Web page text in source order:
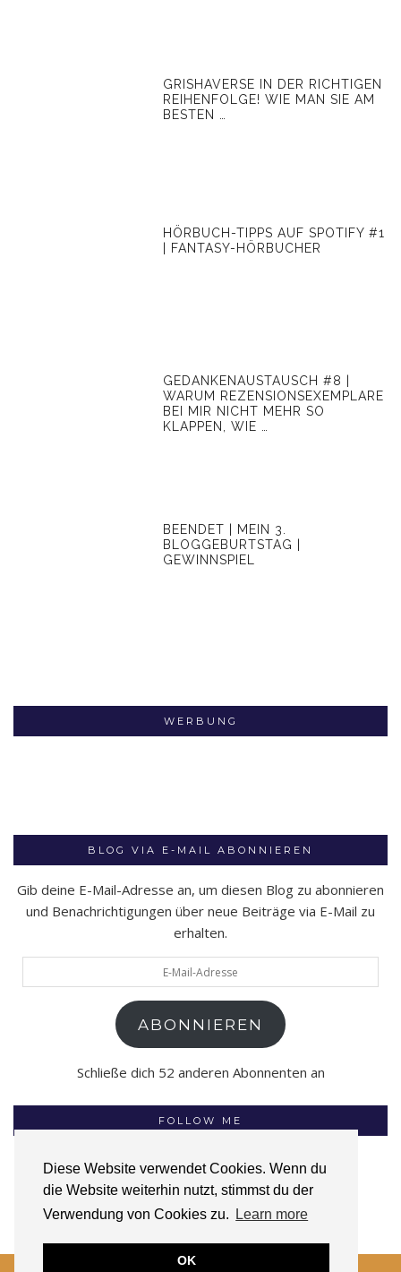
Diese Website verwendet Cookies. Wenn du
die Website weiterhin nutzt, stimmst du der
Verwendung von Cookies zu.
Learn more
OK
GRISHAVERSE IN DER RICHTIGEN
REIHENFOLGE! WIE MAN SIE AM
BESTEN …
HÖRBUCH-TIPPS AUF SPOTIFY #1
| FANTASY-HÖRBUCHER
GEDANKENAUSTAUSCH #8 |
WARUM REZENSIONSEXEMPLARE
BEI MIR NICHT MEHR SO
KLAPPEN, WIE …
BEENDET | MEIN 3.
BLOGGEBURTSTAG |
GEWINNSPIEL
WERBUNG
BLOG VIA E-MAIL ABONNIEREN
Gib deine E-Mail-Adresse an, um diesen Blog zu abonnieren
und Benachrichtigungen über neue Beiträge via E-Mail zu
erhalten.
Mail-
ABONNIEREN
Schließe dich 52 anderen Abonnenten an
FOLLOW ME
INSTAGRAM FACEBOOK GOODREADS